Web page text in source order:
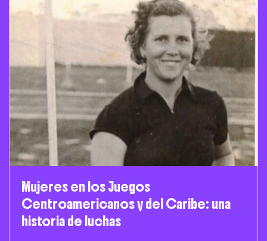
Mujeres en los Juegos
Centroamericanos y del Caribe: una
historia de luchas